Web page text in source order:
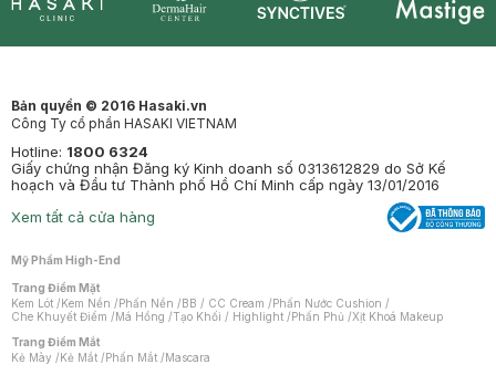
Bản quyền © 2016 Hasaki.vn
Công Ty cổ phần HASAKI VIETNAM
Hotline: 1800 6324
Giấy chứng nhận Đăng ký Kinh doanh số 0313612829 do Sở Kế
hoạch và Đầu tư Thành phố Hồ Chí Minh cấp ngày 13/01/2016
Xem tất cả cửa hàng
Mỹ Phẩm High-End
Trang Điểm Mặt
Kem Lót /Kem Nền /Phấn Nền /BB / CC Cream /Phấn Nước Cushion /
Che Khuyết Điểm /Má Hồng /Tạo Khối / Highlight /Phấn Phủ /Xịt Khoá Makeup
Trang Điểm Mắt
Kẻ Mày /Kẻ Mắt /Phấn Mắt /Mascara